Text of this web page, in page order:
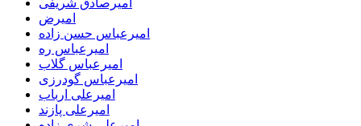
امیرصادق شریفی
امیرض
امیرعباس حسن زاده
امیرعباس ره
امیرعباس گلاب
امیرعباس گودرزی
امیرعلی ارباب
امیرعلی پازند